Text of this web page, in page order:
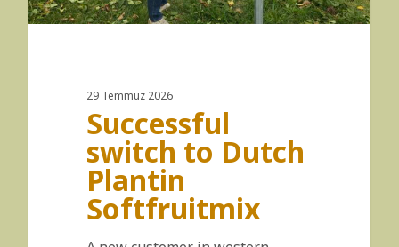
29 Temmuz 2026
Successful
switch to Dutch
Plantin
Softfruitmix